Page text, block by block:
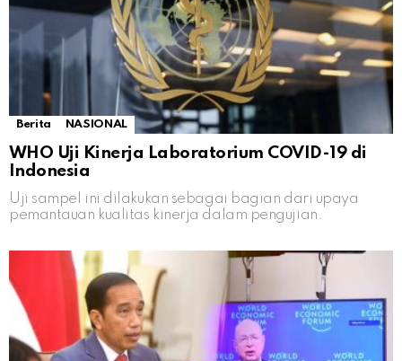
Berita NASIONAL
WHO Uji Kinerja Laboratorium COVID-19 di
Indonesia
Uji sampel ini dilakukan sebagai bagian dari upaya
pemantauan kualitas kinerja dalam pengujian.